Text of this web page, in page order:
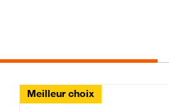
Meilleur choix